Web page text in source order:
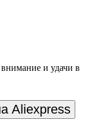
и удачи в
Aliexpress